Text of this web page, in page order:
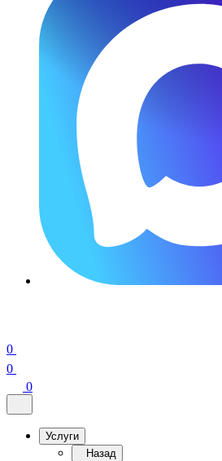
0
0
0
Услуги
Назад